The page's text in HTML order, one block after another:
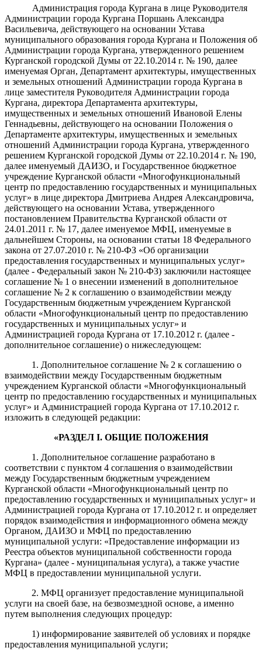
Администрация города Кургана в лице Руководителя
Администрации города Кургана Поршань Александра
Васильевича, действующего на основании Устава
муниципального образования города Кургана и Положения об
Администрации города Кургана, утвержденного решением
Курганской городской Думы от 22.10.2014 г. № 190, далее
именуемая Орган, Департамент архитектуры, имущественных
и земельных отношений Администрации города Кургана в
лице заместителя Руководителя Администрации города
Кургана, директора Департамента архитектуры,
имущественных и земельных отношений Ивановой Елены
Геннадьевны, действующего на основании Положения о
Департаменте архитектуры, имущественных и земельных
отношений Администрации города Кургана, утвержденного
решением Курганской городской Думы от 22.10.2014 г. № 190,
далее именуемый ДАИЗО, и Государственное бюджетное
учреждение Курганской области «Многофункциональный
центр по предоставлению государственных и муниципальных
услуг» в лице директора Дмитриева Андрея Александровича,
действующего на основании Устава, утвержденного
постановлением Правительства Курганской области от
24.01.2011 г. № 17, далее именуемое МФЦ, именуемые в
дальнейшем Стороны, на основании статьи 18 Федерального
закона от 27.07.2010 г. № 210-ФЗ «Об организации
предоставления государственных и муниципальных услуг»
(далее - Федеральный закон № 210-ФЗ) заключили настоящее
соглашение № 1 о внесении изменений в дополнительное
соглашение № 2 к соглашению о взаимодействии между
Государственным бюджетным учреждением Курганской
области «Многофункциональный центр по предоставлению
государственных и муниципальных услуг» и
Администрацией города Кургана от 17.10.2012 г. (далее -
дополнительное соглашение) о нижеследующем:
1. Дополнительное соглашение № 2 к соглашению о
взаимодействии между Государственным бюджетным
учреждением Курганской области «Многофункциональный
центр по предоставлению государственных и муниципальных
услуг» и Администрацией города Кургана от 17.10.2012 г.
изложить в следующей редакции:
«РАЗДЕЛ I. ОБЩИЕ ПОЛОЖЕНИЯ
1. Дополнительное соглашение разработано в
соответствии с пунктом 4 соглашения о взаимодействии
между Государственным бюджетным учреждением
Курганской области «Многофункциональный центр по
предоставлению государственных и муниципальных услуг» и
Администрацией города Кургана от 17.10.2012 г. и определяет
порядок взаимодействия и информационного обмена между
Органом, ДАИЗО и МФЦ по предоставлению
муниципальной услуги: «Предоставление информации из
Реестра объектов муниципальной собственности города
Кургана» (далее - муниципальная услуга), а также участие
МФЦ в предоставлении муниципальной услуги.
2. МФЦ организует предоставление муниципальной
услуги на своей базе, на безвозмездной основе, а именно
путем выполнения следующих процедур:
1) информирование заявителей об условиях и порядке
предоставления муниципальной услуги;